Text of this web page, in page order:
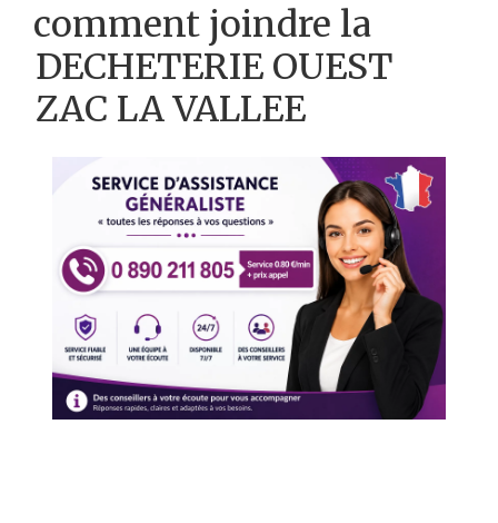
comment joindre la
DECHETERIE OUEST
ZAC LA VALLEE